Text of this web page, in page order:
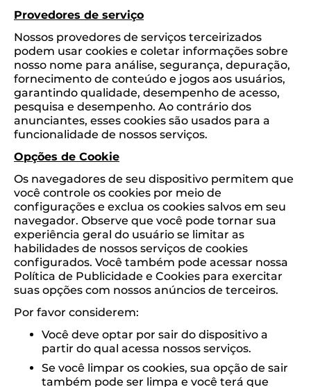
Provedores de serviço
Nossos provedores de serviços terceirizados
podem usar cookies e coletar informações sobre
nosso nome para análise, segurança, depuração,
fornecimento de conteúdo e jogos aos usuários,
garantindo qualidade, desempenho de acesso,
pesquisa e desempenho. Ao contrário dos
anunciantes, esses cookies são usados ​​para a
funcionalidade de nossos serviços.
Opções de Cookie
Os navegadores de seu dispositivo permitem que
você controle os cookies por meio de
configurações e exclua os cookies salvos em seu
navegador. Observe que você pode tornar sua
experiência geral do usuário se limitar as
habilidades de nossos serviços de cookies
configurados. Você também pode acessar nossa
Política de Publicidade e Cookies para exercitar
suas opções com nossos anúncios de terceiros.
Por favor considerem:
Você deve optar por sair do dispositivo a
partir do qual acessa nossos serviços.
Se você limpar os cookies, sua opção de sair
também pode ser limpa e você terá que